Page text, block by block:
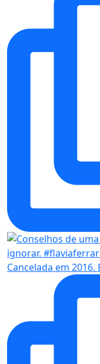
Cancelada em 2016.